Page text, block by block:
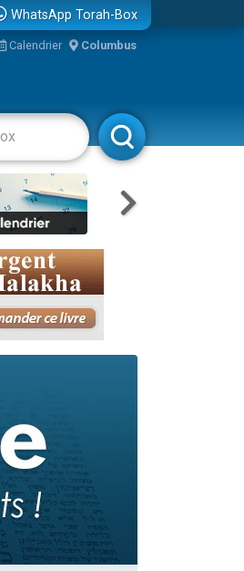
WhatsApp Torah-Box
Calendrier Columbus
Rabbanim